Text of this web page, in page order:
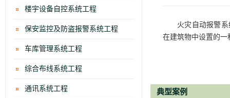
火灾自动报警
在建筑物中设置的一
典型案例
楼宇设备自控系统工程
保安监控及防盗报警系统工程
车库管理系统工程
综合布线系统工程
通讯系统工程